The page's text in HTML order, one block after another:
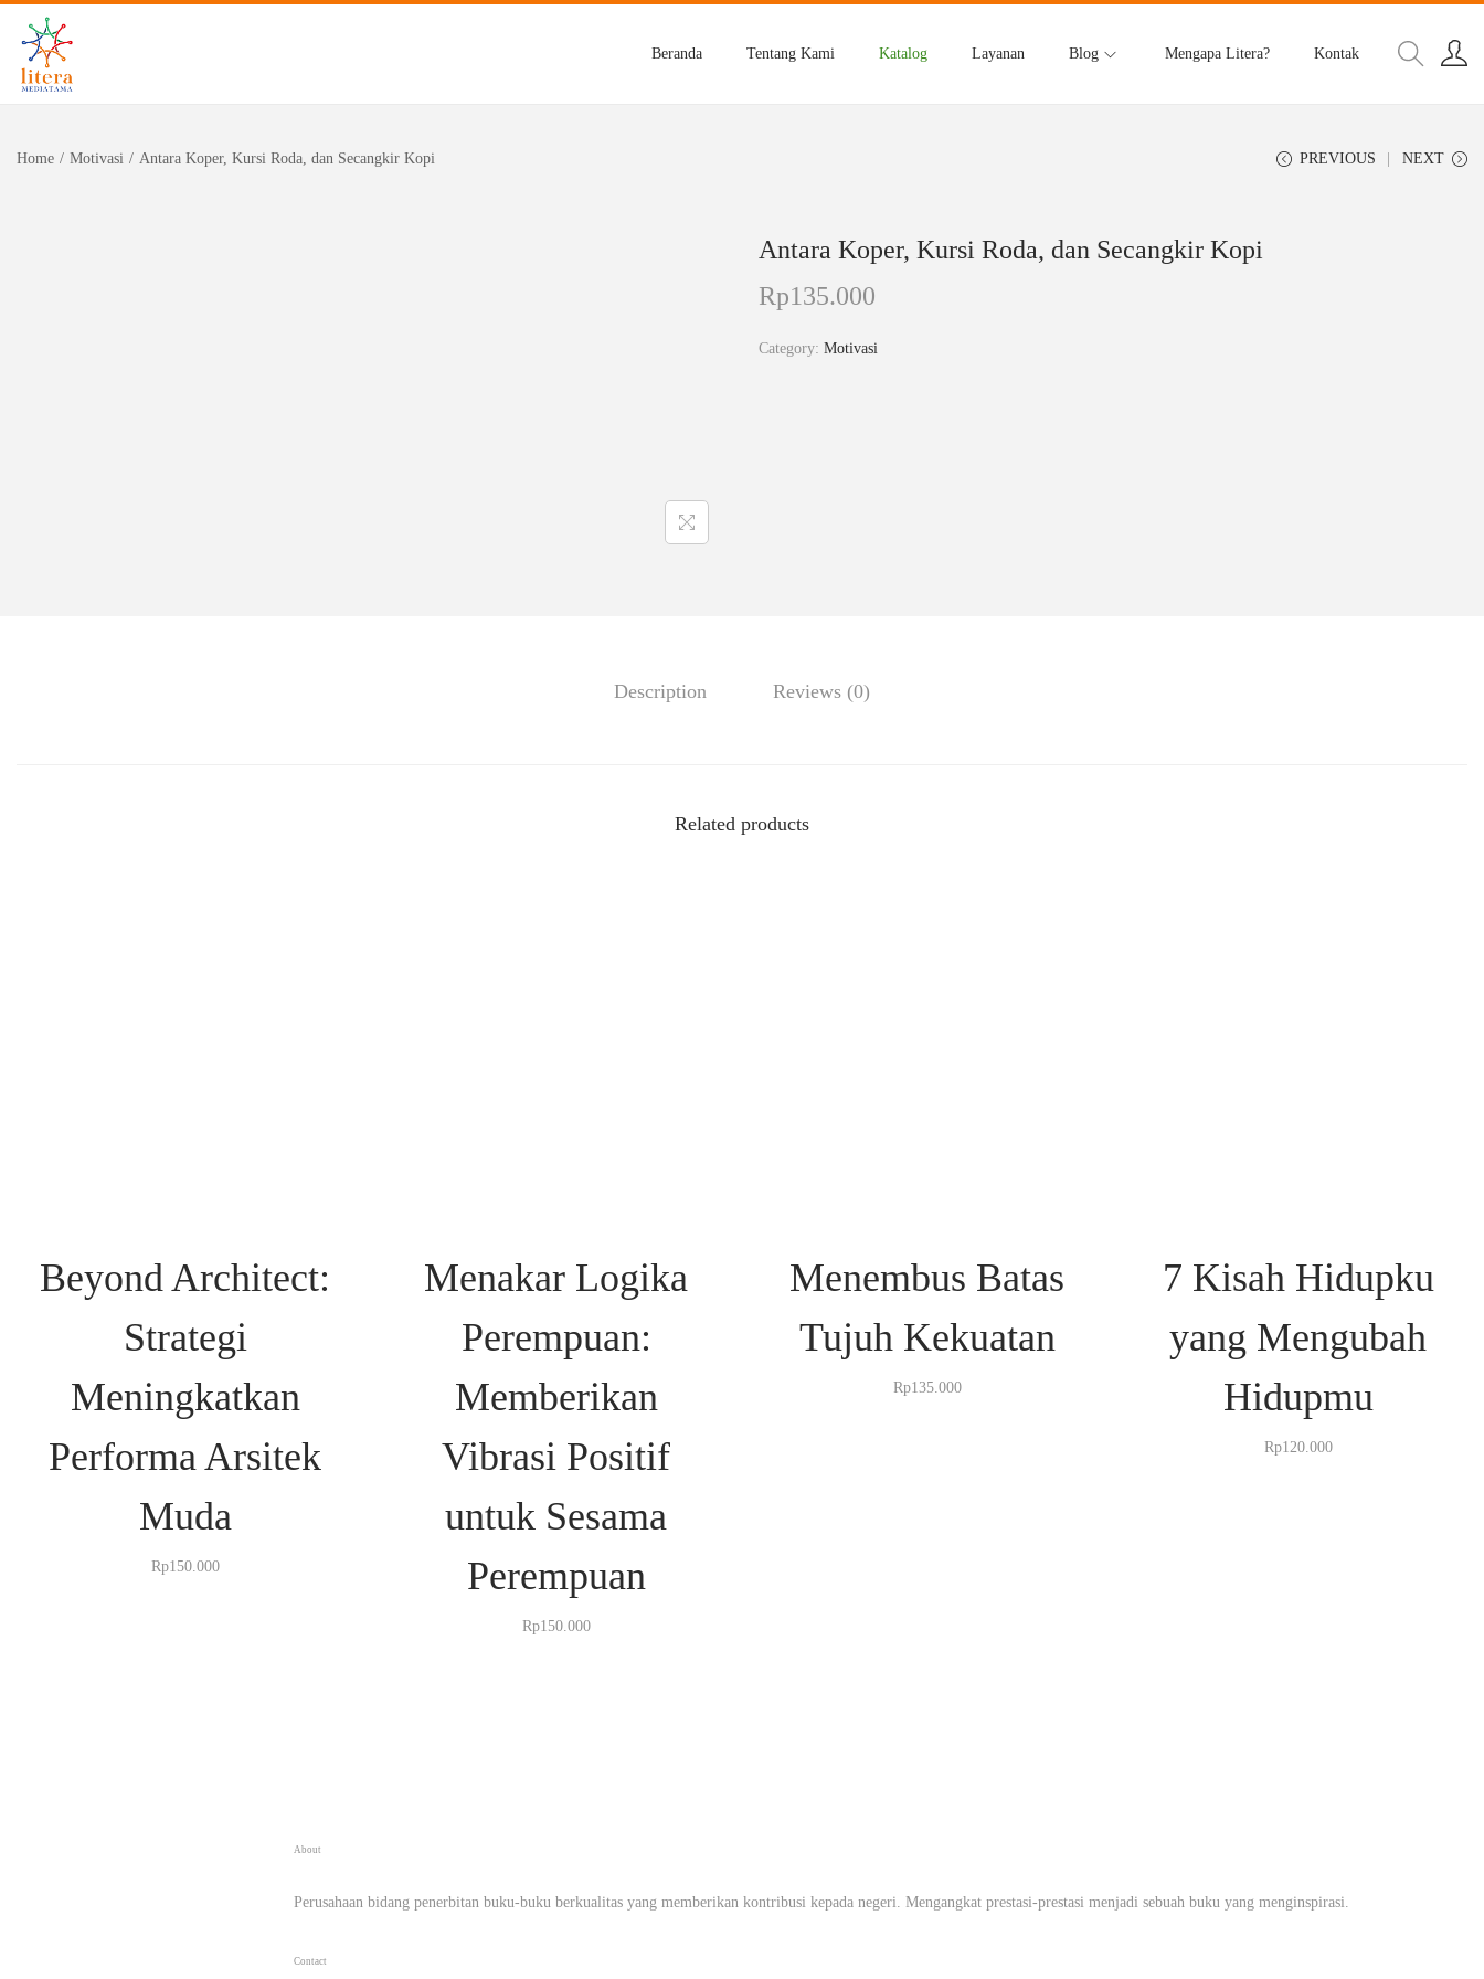
Beranda Tentang Kami Katalog Layanan Blog Mengapa Litera? Kontak
Home / Motivasi / Antara Koper, Kursi Roda, dan Secangkir Kopi PREVIOUS NEXT
Antara Koper, Kursi Roda, dan Secangkir Kopi
Rp135.000
Category: Motivasi
Description Reviews (0)
Related products
Beyond Architect:
Strategi
Meningkatkan
Performa Arsitek
Muda
Rp150.000
Menakar Logika
Perempuan:
Memberikan
Vibrasi Positif
untuk Sesama
Perempuan
Rp150.000
Menembus Batas
Tujuh Kekuatan
Rp135.000
7 Kisah Hidupku
yang Mengubah
Hidupmu
Rp120.000
About
Perusahaan bidang penerbitan buku-buku berkualitas yang memberikan kontribusi kepada negeri. Mengangkat prestasi-prestasi menjadi sebuah buku yang menginspirasi.
Contact